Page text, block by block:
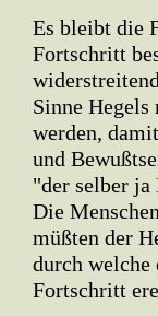
Es bleibt die
Fortschritt
Sinne Hegels
werden,
und
"der selber ja
Die
müßten der
durch welche
Fortschritt